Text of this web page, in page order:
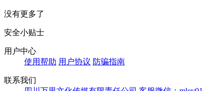
没有更多了
安全小贴士
用户中心
使用帮助 用户协议 防骗指南
联系我们